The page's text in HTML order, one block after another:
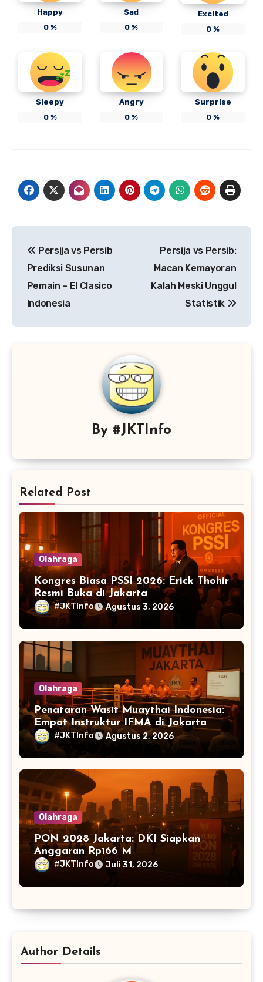
Happy
0%
Sad
0 %
Excited
0 %
Sleepy
0%
Angry
0 %
Surprise
0 %
pos
Persija vs Persib
Prediksi Susunan
Pemain – El Clasico
Indonesia
Persija vs Persib:
Macan Kemayoran
Kalah Meski Unggul
Statistik
By #JKTInfo
Related Post
Olahraga
Kongres Biasa PSSI 2026: Erick Thohir
Resmi Buka di Jakarta
#JKTInfo Agustus 3, 2026
Olahraga
Penataran Wasit Muaythai Indonesia:
Empat Instruktur IFMA di Jakarta
#JKTInfo Agustus 2, 2026
Olahraga
PON 2028 Jakarta: DKI Siapkan
Anggaran Rp166 M
#JKTInfo Juli 31, 2026
Author Details